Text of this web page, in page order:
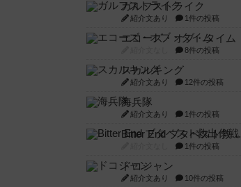
ガルフストライク
紹介文あり 1件の投稿
エコーズ・オブ・タイム
8件の投稿
スカルキング
紹介文あり 12件の投稿
海兵隊
紹介文あり 1件の投稿
Bitter End ブタペスト救出作戦
1件の投稿
ドコジャン
紹介文あり 10件の投稿